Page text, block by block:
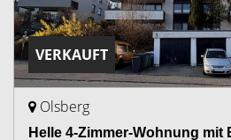
VERKAUFT
Olsberg
Helle 4-Zimmer-Wohnung mit